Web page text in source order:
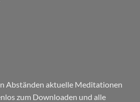
Abständen aktuelle Meditationen
zum Downloaden und alle